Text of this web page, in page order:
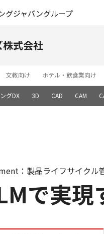
グジャパングループ
式会社
文教向け ホテル・飲食業向け
グDX 3D CAD CAM
で実現
：製品ライフサイクル管